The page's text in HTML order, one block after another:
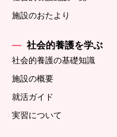
施設のおたより
社会的養護を学ぶ
社会的養護の基礎知識
施設の概要
就活ガイド
実習について